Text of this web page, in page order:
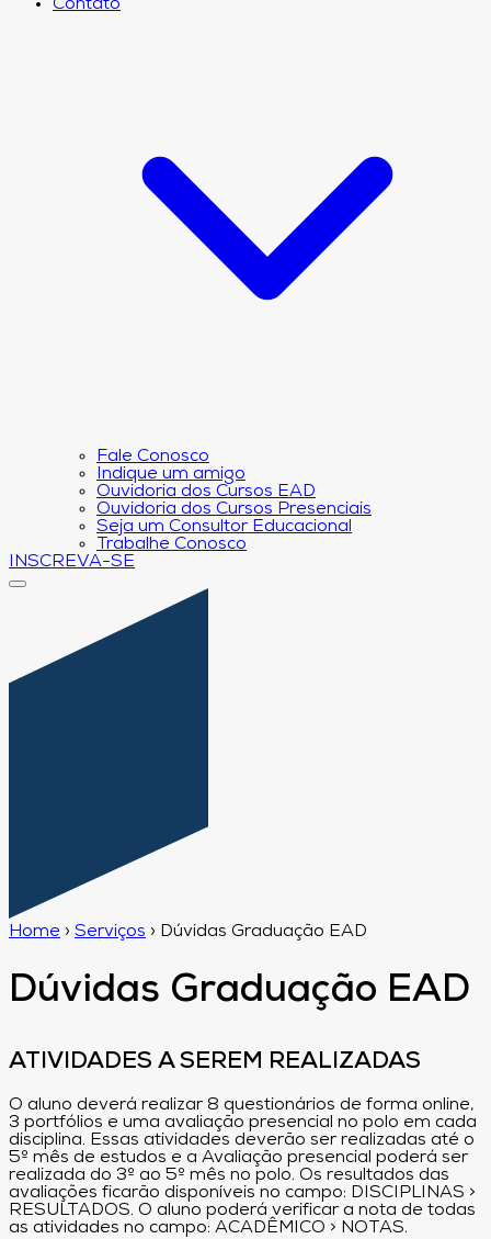
Contato
Fale Conosco
Indique um amigo
Ouvidoria dos Cursos EAD
Ouvidoria dos Cursos Presenciais
Seja um Consultor Educacional
Trabalhe Conosco
INSCREVA-SE
Home › Serviços › Dúvidas Graduação EAD
Dúvidas Graduação EAD
ATIVIDADES A SEREM REALIZADAS
O aluno deverá realizar 8 questionários de forma online,
3 portfólios e uma avaliação presencial no polo em cada
disciplina. Essas atividades deverão ser realizadas até o
5º mês de estudos e a Avaliação presencial poderá ser
realizada do 3º ao 5º mês no polo. Os resultados das
avaliações ficarão disponíveis no campo: DISCIPLINAS >
RESULTADOS. O aluno poderá verificar a nota de todas
as atividades no campo: ACADÊMICO > NOTAS.